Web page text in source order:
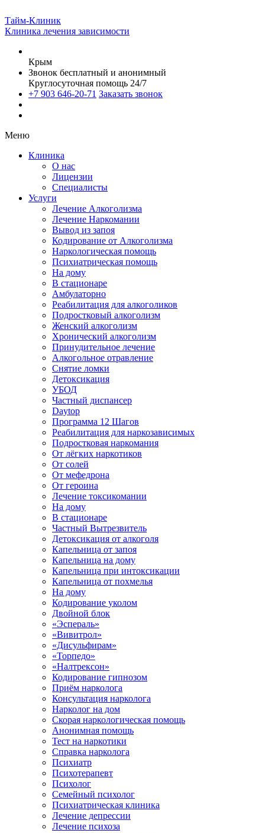
Тайм-Клиник
Клиника лечения зависимости
Крым
Звонок бесплатный и анонимный
Круглосуточная помощь 24/7
+7 903 646-20-71 Заказать звонок
Меню
Клиника
О нас
Лицензии
Специалисты
Услуги
Лечение Алкоголизма
Лечение Наркомании
Вывод из запоя
Кодирование от Алкоголизма
Наркологическая помощь
Психиатрическая помощь
На дому
В стационаре
Амбулаторно
Реабилитация для алкоголиков
Подростковый алкоголизм
Женский алкоголизм
Хронический алкоголизм
Принудительное лечение
Алкогольное отравление
Снятие ломки
Детоксикация
УБОД
Частный диспансер
Daytop
Программа 12 Шагов
Реабилитация для наркозависимых
Подростковая наркомания
От лёгких наркотиков
От солей
От мефедрона
От героина
Лечение токсикомании
На дому
В стационаре
Частный Вытрезвитель
Детоксикация от алкоголя
Капельница от запоя
Капельница на дому
Капельница при интоксикации
Капельница от похмелья
На дому
Кодирование уколом
Двойной блок
«Эспераль»
«Вивитрол»
«Дисульфирам»
«Торпедо»
«Налтрексон»
Кодирование гипнозом
Приём нарколога
Консультация нарколога
Нарколог на дом
Скорая наркологическая помощь
Анонимная помощь
Тест на наркотики
Справка нарколога
Психиатр
Психотерапевт
Психолог
Семейный психолог
Психиатрическая клиника
Лечение депрессии
Лечение психоза